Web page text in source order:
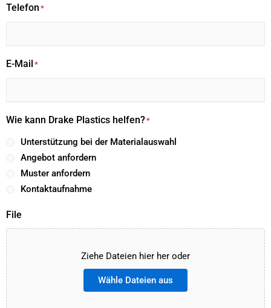
Telefon *
E-Mail *
Wie kann Drake Plastics helfen?*
Unterstützung bei der Materialauswahl
Angebot anfordern
Muster anfordern
Kontaktaufnahme
File
Ziehe Dateien hier her oder
Wähle Dateien aus